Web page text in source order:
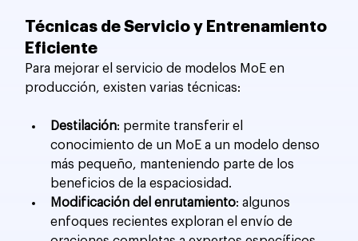
Técnicas de Servicio y Entrenamiento
Eficiente
Para mejorar el servicio de modelos MoE en
producción, existen varias técnicas:
Destilación: permite transferir el
conocimiento de un MoE a un modelo denso
más pequeño, manteniendo parte de los
beneficios de la espaciosidad.
Modificación del enrutamiento: algunos
enfoques recientes exploran el envío de